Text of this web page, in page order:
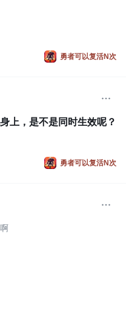
勇者可以复活N次
上，是不是同时生效呢？
勇者可以复活N次